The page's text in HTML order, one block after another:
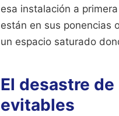
esa instalación a
están en sus ponencias
un espacio saturado
El desastre
evitables